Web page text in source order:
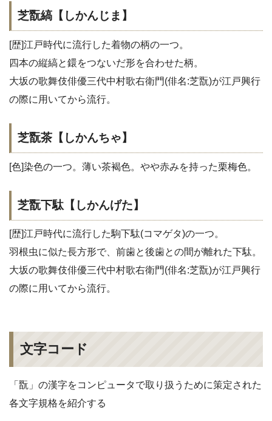
芝翫縞【しかんじま】
[歴]江戸時代に流行した着物の柄の一つ。
四本の縦縞と鐶をつないだ形を合わせた柄。
大坂の歌舞伎俳優三代中村歌右衛門(俳名:芝翫)が江戸興行
の際に用いてから流行。
芝翫茶【しかんちゃ】
[色]染色の一つ。薄い茶褐色。やや赤みを持った栗梅色。
芝翫下駄【しかんげた】
[歴]江戸時代に流行した駒下駄(コマゲタ)の一つ。
羽根虫に似た長方形で、前歯と後歯との間が離れた下駄。
大坂の歌舞伎俳優三代中村歌右衛門(俳名:芝翫)が江戸興行
の際に用いてから流行。
文字コード
「翫」の漢字をコンピュータで取り扱うために策定された
各文字規格を紹介する